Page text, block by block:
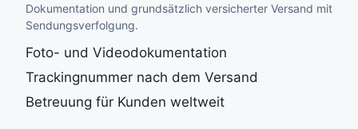
Dokumentation und grundsätzlich versicherter Versand mit
Sendungsverfolgung.
Foto- und Videodokumentation
Trackingnummer nach dem Versand
Betreuung für Kunden weltweit